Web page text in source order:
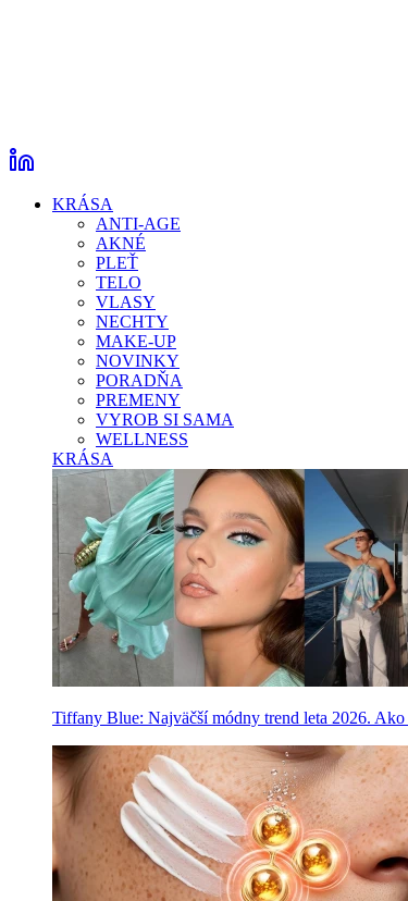
KRÁSA
ANTI-AGE
AKNÉ
PLEŤ
TELO
VLASY
NECHTY
MAKE-UP
NOVINKY
PORADŇA
PREMENY
VYROB SI SAMA
WELLNESS
KRÁSA
Tiffany Blue: Najväčší módny trend leta 2026.